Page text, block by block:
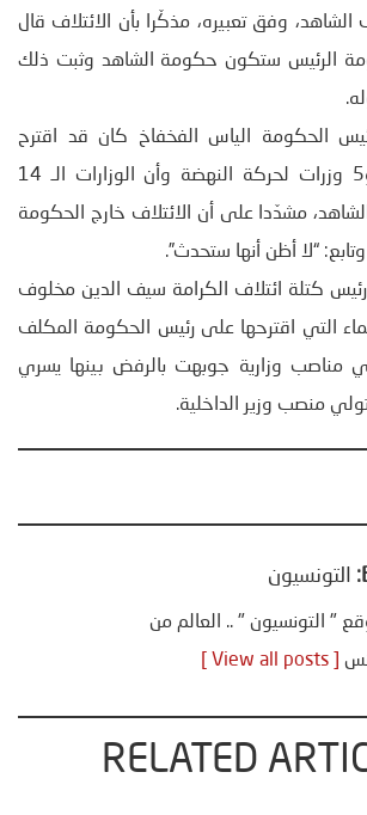
وفق تعبيره، مذكّرا بأن الائتلاف قال
الرئيس ستكون حكومة الشاهد وثبت ذلك
الحكومة الياس الفخفاخ كان قد اقترح
وزارتين لكل حزب و5 وزرات لحركة النهضة وأن الوزارات الـ 14
مشدّدا على أن الائتلاف خارج الحكومة
“لا أظن أنها ستحدث”.
رئيس كتلة ائتلاف الكرامة سيف الدين مخلوف
التي اقترحها على رئيس الحكومة المكلف
مناصب وزارية جوبهت بالرفض بينها يسري
منصب وزير الداخلية.
التونسيون
" التونسيون " .. العالم من
RELATED